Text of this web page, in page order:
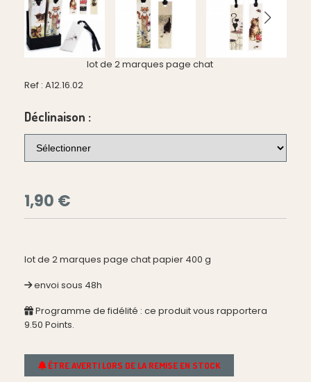
lot de 2 marques page chat
Ref : A12.16.02
Déclinaison :
1,90 €
lot de 2 marques page chat papier 400 g
envoi sous 48h
Programme de fidélité : ce produit vous rapportera
9.50 Points.
ÊTRE AVERTI LORS DE LA REMISE EN STOCK